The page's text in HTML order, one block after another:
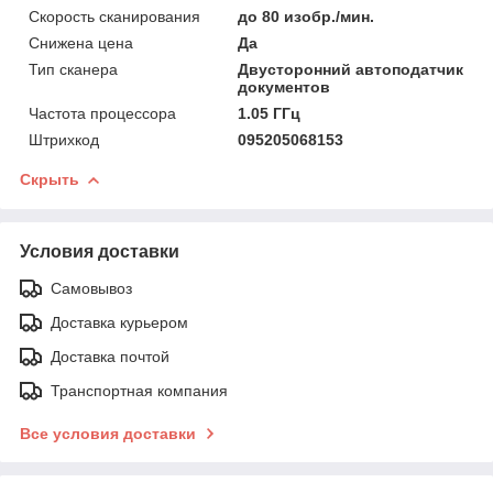
Скорость сканирования
до 80 изобр./мин.
Снижена цена
Да
Тип сканера
Двусторонний автоподатчик
документов
Частота процессора
1.05 ГГц
Штрихкод
095205068153
Скрыть
Условия доставки
Самовывоз
Доставка курьером
Доставка почтой
Транспортная компания
Все условия доставки